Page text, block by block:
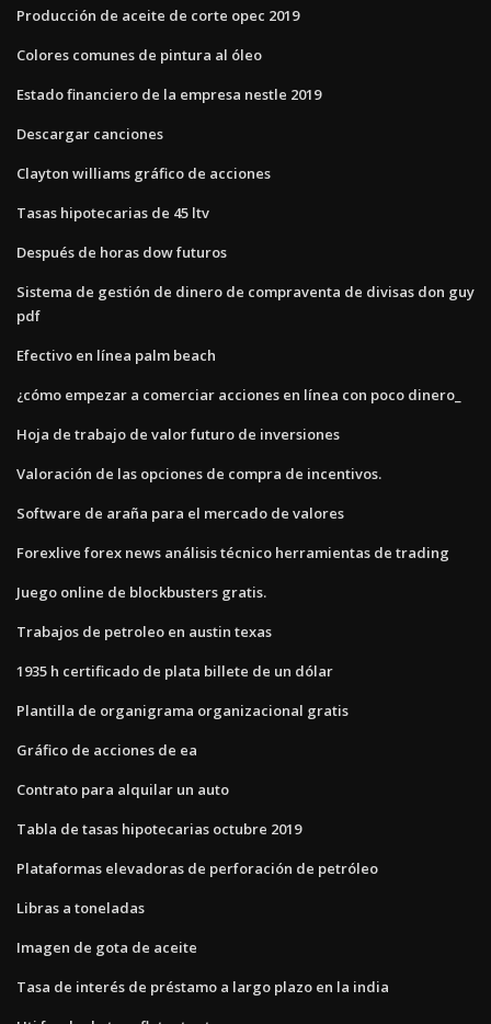
Producción de aceite de corte opec 2019
Colores comunes de pintura al óleo
Estado financiero de la empresa nestle 2019
Descargar canciones
Clayton williams gráfico de acciones
Tasas hipotecarias de 45 ltv
Después de horas dow futuros
Sistema de gestión de dinero de compraventa de divisas don guy
pdf
Efectivo en línea palm beach
¿cómo empezar a comerciar acciones en línea con poco dinero_
Hoja de trabajo de valor futuro de inversiones
Valoración de las opciones de compra de incentivos.
Software de araña para el mercado de valores
Forexlive forex news análisis técnico herramientas de trading
Juego online de blockbusters gratis.
Trabajos de petroleo en austin texas
1935 h certificado de plata billete de un dólar
Plantilla de organigrama organizacional gratis
Gráfico de acciones de ea
Contrato para alquilar un auto
Tabla de tasas hipotecarias octubre 2019
Plataformas elevadoras de perforación de petróleo
Libras a toneladas
Imagen de gota de aceite
Tasa de interés de préstamo a largo plazo en la india